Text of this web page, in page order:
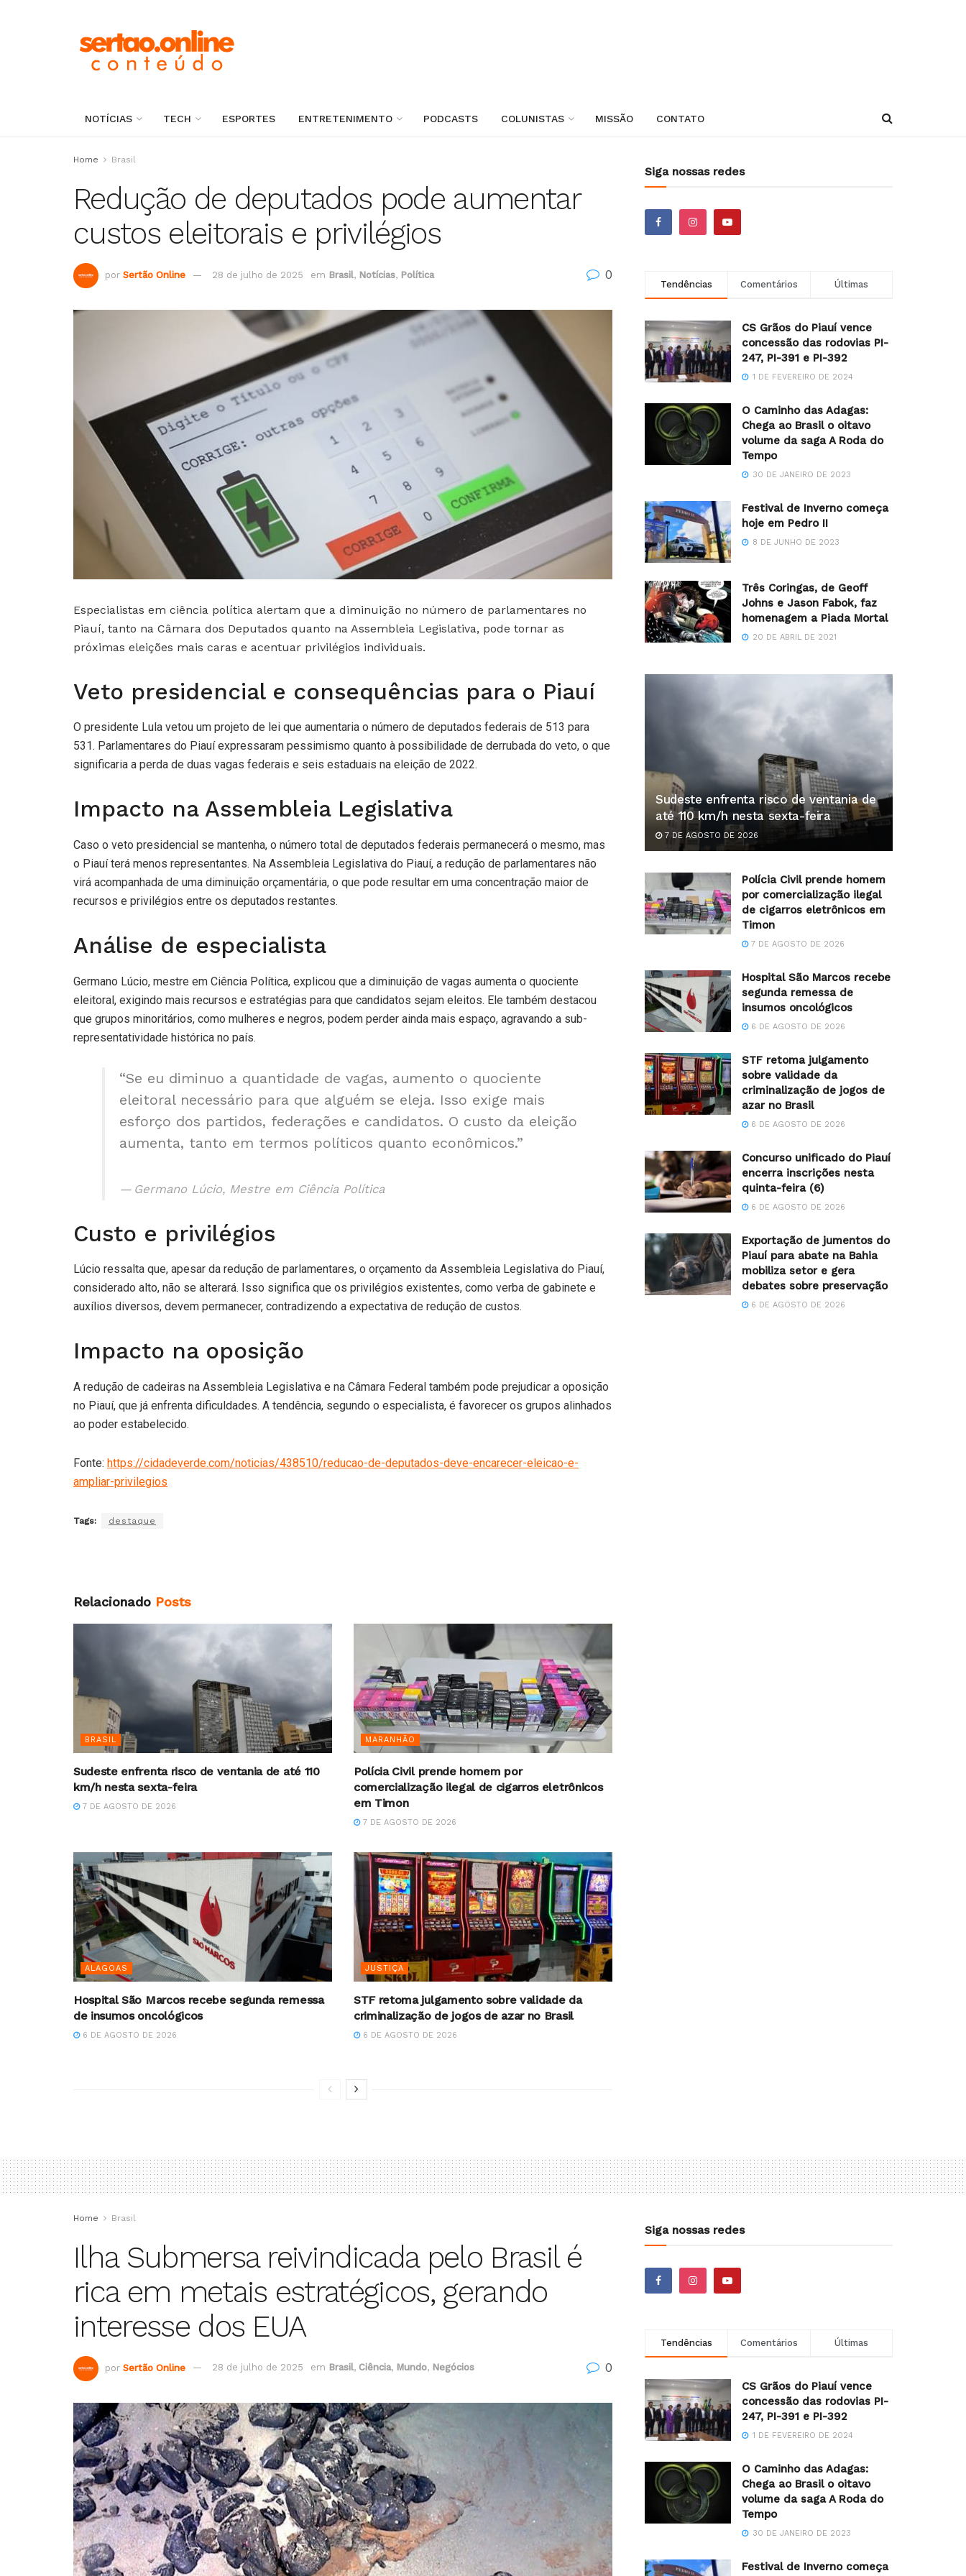
NOTÍCIAS TECH ESPORTES ENTRETENIMENTO PODCASTS COLUNISTAS MISSÃO CONTATO
Home Brasil
Redução de deputados pode aumentar
custos eleitorais e privilégios
por Sertão Online 28 de julho de 2025 em Brasil, Notícias, Política 0
Especialistas em ciência política alertam que a diminuição no número de parlamentares no
Piauí, tanto na Câmara dos Deputados quanto na Assembleia Legislativa, pode tornar as
próximas eleições mais caras e acentuar privilégios individuais.
Veto presidencial e consequências para o Piauí
O presidente Lula vetou um projeto de lei que aumentaria o número de deputados federais de 513 para
531. Parlamentares do Piauí expressaram pessimismo quanto à possibilidade de derrubada do veto, o que
significaria a perda de duas vagas federais e seis estaduais na eleição de 2022.
Impacto na Assembleia Legislativa
Caso o veto presidencial se mantenha, o número total de deputados federais permanecerá o mesmo, mas
o Piauí terá menos representantes. Na Assembleia Legislativa do Piauí, a redução de parlamentares não
virá acompanhada de uma diminuição orçamentária, o que pode resultar em uma concentração maior de
recursos e privilégios entre os deputados restantes.
Análise de especialista
Germano Lúcio, mestre em Ciência Política, explicou que a diminuição de vagas aumenta o quociente
eleitoral, exigindo mais recursos e estratégias para que candidatos sejam eleitos. Ele também destacou
que grupos minoritários, como mulheres e negros, podem perder ainda mais espaço, agravando a sub-
representatividade histórica no país.
“Se eu diminuo a quantidade de vagas, aumento o quociente
eleitoral necessário para que alguém se eleja. Isso exige mais
esforço dos partidos, federações e candidatos. O custo da eleição
aumenta, tanto em termos políticos quanto econômicos.”
Germano Lúcio, Mestre em Ciência Política
Custo e privilégios
Lúcio ressalta que, apesar da redução de parlamentares, o orçamento da Assembleia Legislativa do Piauí,
considerado alto, não se alterará. Isso significa que os privilégios existentes, como verba de gabinete e
auxílios diversos, devem permanecer, contradizendo a expectativa de redução de custos.
Impacto na oposição
A redução de cadeiras na Assembleia Legislativa e na Câmara Federal também pode prejudicar a oposição
no Piauí, que já enfrenta dificuldades. A tendência, segundo o especialista, é favorecer os grupos alinhados
ao poder estabelecido.
Fonte: https://cidadeverde.com/noticias/438510/reducao-de-deputados-deve-encarecer-eleicao-e-
ampliar-privilegios
Tags: destaque
Relacionado Posts
BRASIL
Sudeste enfrenta risco de ventania de até 110
km/h nesta sexta-feira
7 DE AGOSTO DE 2026
MARANHÃO
Polícia Civil prende homem por
comercialização ilegal de cigarros eletrônicos
em Timon
7 DE AGOSTO DE 2026
ALAGOAS
Hospital São Marcos recebe segunda remessa
de insumos oncológicos
6 DE AGOSTO DE 2026
JUSTIÇA
STF retoma julgamento sobre validade da
criminalização de jogos de azar no Brasil
6 DE AGOSTO DE 2026
Siga nossas redes
Tendências Comentários Últimas
CS Grãos do Piauí vence
concessão das rodovias PI-
247, PI-391 e PI-392
1 DE FEVEREIRO DE 2024
O Caminho das Adagas:
Chega ao Brasil o oitavo
volume da saga A Roda do
Tempo
30 DE JANEIRO DE 2023
Festival de Inverno começa
hoje em Pedro II
8 DE JUNHO DE 2023
Três Coringas, de Geoff
Johns e Jason Fabok, faz
homenagem a Piada Mortal
20 DE ABRIL DE 2021
Sudeste enfrenta risco de ventania de
até 110 km/h nesta sexta-feira
7 DE AGOSTO DE 2026
Polícia Civil prende homem
por comercialização ilegal
de cigarros eletrônicos em
Timon
7 DE AGOSTO DE 2026
Hospital São Marcos recebe
segunda remessa de
insumos oncológicos
6 DE AGOSTO DE 2026
STF retoma julgamento
sobre validade da
criminalização de jogos de
azar no Brasil
6 DE AGOSTO DE 2026
Concurso unificado do Piauí
encerra inscrições nesta
quinta-feira (6)
6 DE AGOSTO DE 2026
Exportação de jumentos do
Piauí para abate na Bahia
mobiliza setor e gera
debates sobre preservação
6 DE AGOSTO DE 2026
Home Brasil
Ilha Submersa reivindicada pelo Brasil é
rica em metais estratégicos, gerando
interesse dos EUA
por Sertão Online 28 de julho de 2025 em Brasil, Ciência, Mundo, Negócios 0
Siga nossas redes
Tendências Comentários Últimas
CS Grãos do Piauí vence
concessão das rodovias PI-
247, PI-391 e PI-392
1 DE FEVEREIRO DE 2024
O Caminho das Adagas:
Chega ao Brasil o oitavo
volume da saga A Roda do
Tempo
30 DE JANEIRO DE 2023
Festival de Inverno começa